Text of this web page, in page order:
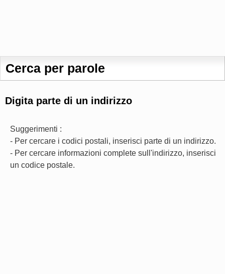
Cerca per parole
Digita parte di un indirizzo
Suggerimenti :
- Per cercare i codici postali, inserisci parte di un indirizzo.
- Per cercare informazioni complete sull'indirizzo, inserisci
un codice postale.